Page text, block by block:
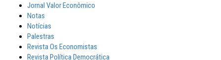
Jornal Valor Econômico
Notas
Notícias
Palestras
Revista Os Economistas
Revista Política Democrática